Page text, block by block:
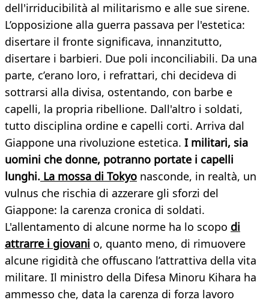
dell'irriducibilità al militarismo e alle sue sirene.
L’opposizione alla guerra passava per l'estetica:
disertare il fronte significava, innanzitutto,
disertare i barbieri. Due poli inconciliabili. Da una
parte, c’erano loro, i refrattari, chi decideva di
sottrarsi alla divisa, ostentando, con barbe e
capelli, la propria ribellione. Dall'altro i soldati,
tutto disciplina ordine e capelli corti. Arriva dal
Giappone una rivoluzione estetica. I militari, sia
uomini che donne, potranno portate i capelli
lunghi. La mossa di Tokyo nasconde, in realtà, un
vulnus che rischia di azzerare gli sforzi del
Giappone: la carenza cronica di soldati.
L'allentamento di alcune norme ha lo scopo di
attrarre i giovani o, quanto meno, di rimuovere
alcune rigidità che offuscano l’attrattiva della vita
militare. Il ministro della Difesa Minoru Kihara ha
ammesso che, data la carenza di forza lavoro